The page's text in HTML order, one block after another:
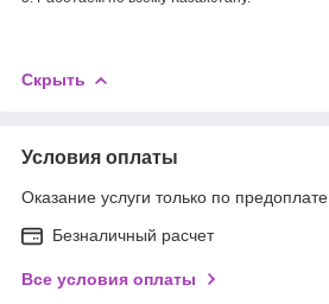
Скрыть
Условия оплаты
Оказание услуги только по предоплате.
Безналичный расчет
Все условия оплаты